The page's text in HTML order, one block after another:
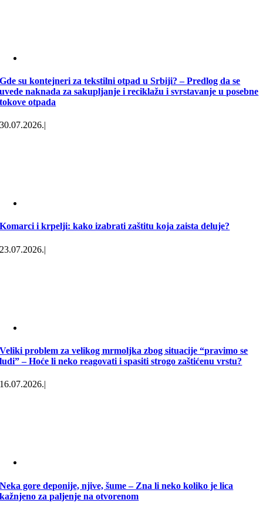
Gde su kontejneri za tekstilni otpad u Srbiji? – Predlog da se
uvede naknada za sakupljanje i reciklažu i svrstavanje u posebne
tokove otpada
30.07.2026.|
Komarci i krpelji: kako izabrati zaštitu koja zaista deluje?
23.07.2026.|
Veliki problem za velikog mrmoljka zbog situacije “pravimo se
ludi” – Hoće li neko reagovati i spasiti strogo zaštićenu vrstu?
16.07.2026.|
Neka gore deponije, njive, šume – Zna li neko koliko je lica
kažnjeno za paljenje na otvorenom